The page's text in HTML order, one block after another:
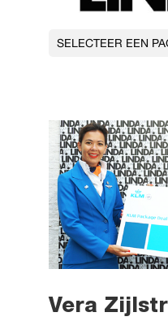
SELECTEER EEN
Vera